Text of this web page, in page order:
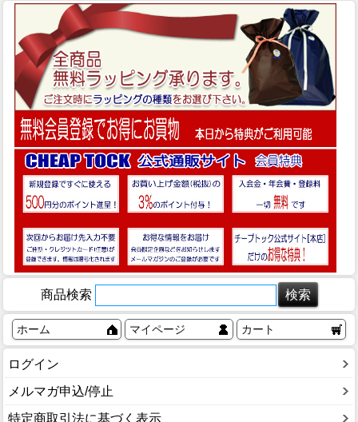
商品検索
ホーム マイページ カート
ログイン
メルマガ申込/停止
特定商取引法に基づく表示